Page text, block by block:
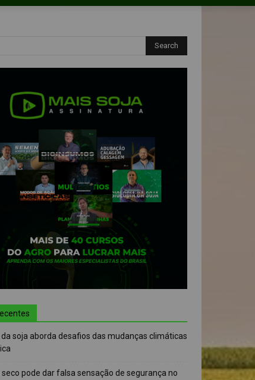
da soja aborda desafios das mudanças climáticas
pode dar falsa sensação de segurança no